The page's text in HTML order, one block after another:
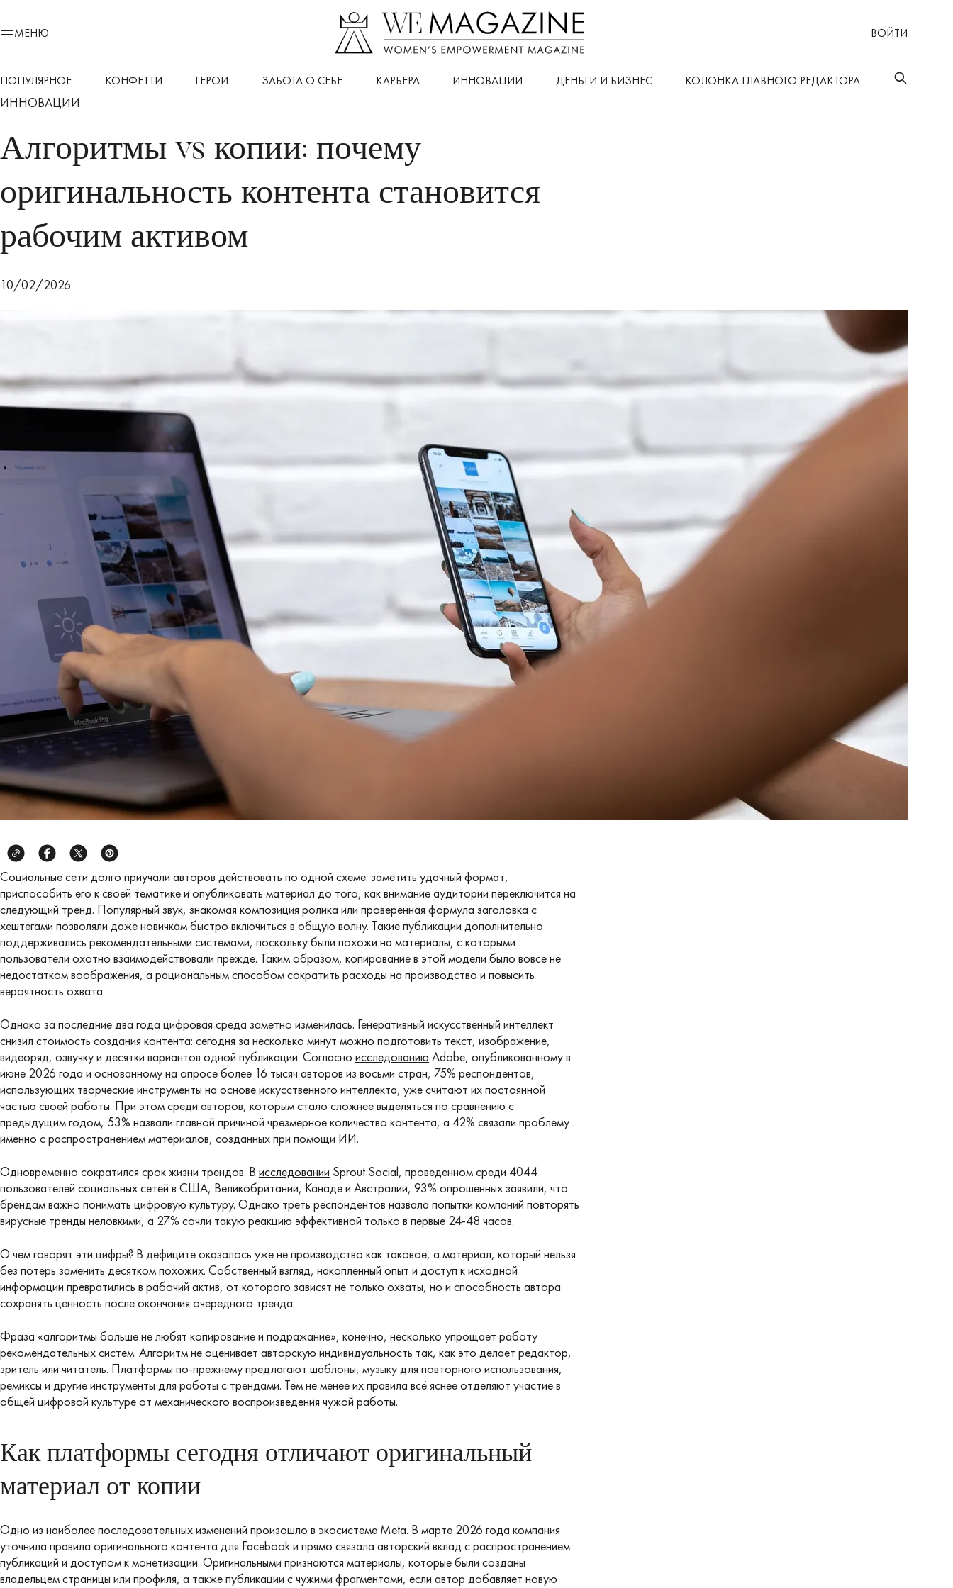
МЕНЮ ВОЙТИ
ПОПУЛЯРНОЕ КОНФЕТТИ ГЕРОИ ЗАБОТА О СЕБЕ КАРЬЕРА ИННОВАЦИИ ДЕНЬГИ И БИЗНЕС КОЛОНКА ГЛАВНОГО РЕДАКТОРА
ИННОВАЦИИ
Алгоритмы vs копии: почему
оригинальность контента становится
рабочим активом
10/02/2026
Социальные сети долго приучали авторов действовать по одной схеме: заметить удачный формат,
приспособить его к своей тематике и опубликовать материал до того, как внимание аудитории переключится на
следующий тренд. Популярный звук, знакомая композиция ролика или проверенная формула заголовка с
хештегами позволяли даже новичкам быстро включиться в общую волну. Такие публикации дополнительно
поддерживались рекомендательными системами, поскольку были похожи на материалы, с которыми
пользователи охотно взаимодействовали прежде. Таким образом, копирование в этой модели было вовсе не
недостатком воображения, а рациональным способом сократить расходы на производство и повысить
вероятность охвата.
Однако за последние два года цифровая среда заметно изменилась. Генеративный искусственный интеллект
снизил стоимость создания контента: сегодня за несколько минут можно подготовить текст, изображение,
видеоряд, озвучку и десятки вариантов одной публикации. Согласно исследованию Adobe, опубликованному в
июне 2026 года и основанному на опросе более 16 тысяч авторов из восьми стран, 75% респондентов,
использующих творческие инструменты на основе искусственного интеллекта, уже считают их постоянной
частью своей работы. При этом среди авторов, которым стало сложнее выделяться по сравнению с
предыдущим годом, 53% назвали главной причиной чрезмерное количество контента, а 42% связали проблему
именно с распространением материалов, созданных при помощи ИИ.
Одновременно сократился срок жизни трендов. В исследовании Sprout Social, проведенном среди 4044
пользователей социальных сетей в США, Великобритании, Канаде и Австралии, 93% опрошенных заявили, что
брендам важно понимать цифровую культуру. Однако треть респондентов назвала попытки компаний повторять
вирусные тренды неловкими, а 27% сочли такую реакцию эффективной только в первые 24-48 часов.
О чем говорят эти цифры? В дефиците оказалось уже не производство как таковое, а материал, который нельзя
без потерь заменить десятком похожих. Собственный взгляд, накопленный опыт и доступ к исходной
информации превратились в рабочий актив, от которого зависят не только охваты, но и способность автора
сохранять ценность после окончания очередного тренда.
Фраза «алгоритмы больше не любят копирование и подражание», конечно, несколько упрощает работу
рекомендательных систем. Алгоритм не оценивает авторскую индивидуальность так, как это делает редактор,
зритель или читатель. Платформы по-прежнему предлагают шаблоны, музыку для повторного использования,
ремиксы и другие инструменты для работы с трендами. Тем не менее их правила всё яснее отделяют участие в
общей цифровой культуре от механического воспроизведения чужой работы.
Как платформы сегодня отличают оригинальный
материал от копии
Одно из наиболее последовательных изменений произошло в экосистеме Meta. В марте 2026 года компания
уточнила правила оригинального контента для Facebook и прямо связала авторский вклад с распространением
публикаций и доступом к монетизации. Оригинальными признаются материалы, которые были созданы
владельцем страницы или профиля, а также публикации с чужими фрагментами, если автор добавляет новую